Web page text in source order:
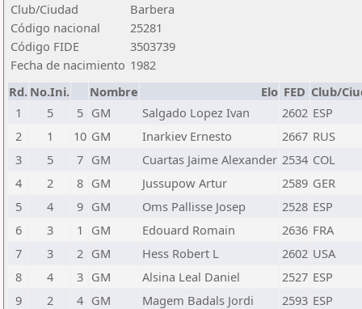
Club/Ciudad
Barbera
Código nacional
25281
Código FIDE
3503739
Fecha de nacimiento 1982
Rd. No.Ini. Nombre Elo FED Club/
1
5 5 GM Salgado Lopez Ivan 2602 ESP
2
1 10 GM Inarkiev Ernesto 2667 RUS
3
5 7 GM Cuartas Jaime Alexander 2534 COL
4
2 8 GM Jussupow Artur 2589 GER
5
4 9 GM Oms Pallisse Josep 2528 ESP
6
3 1 GM Edouard Romain 2636 FRA
7
3 2 GM Hess Robert L 2602 USA
8
4 3 GM Alsina Leal Daniel 2527 ESP
9
2 4 GM Magem Badals Jordi 2593 ESP